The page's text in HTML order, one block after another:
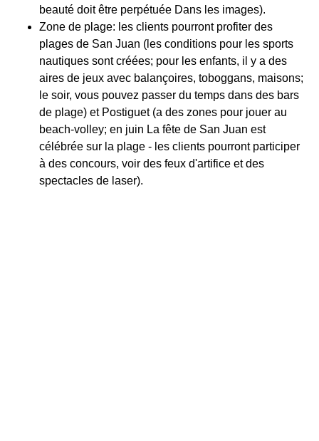
beauté doit être perpétuée Dans les images).
Zone de plage: les clients pourront profiter des
plages de San Juan (les conditions pour les sports
nautiques sont créées; pour les enfants, il y a des
aires de jeux avec balançoires, toboggans, maisons;
le soir, vous pouvez passer du temps dans des bars
de plage) et Postiguet (a des zones pour jouer au
beach-volley; en juin La fête de San Juan est
célébrée sur la plage - les clients pourront participer
à des concours, voir des feux d'artifice et des
spectacles de laser).